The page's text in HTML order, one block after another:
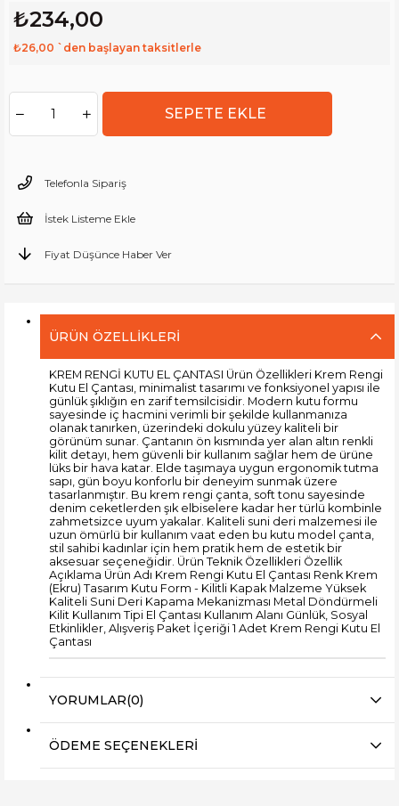
₺234,00
₺26,00 `den başlayan taksitlerle
Telefonla Sipariş
İstek Listeme Ekle
Fiyat Düşünce Haber Ver
ÜRÜN ÖZELLIKLERI
KREM RENGİ KUTU EL ÇANTASI Ürün Özellikleri Krem Rengi
Kutu El Çantası, minimalist tasarımı ve fonksiyonel yapısı ile
günlük şıklığın en zarif temsilcisidir. Modern kutu formu
sayesinde iç hacmini verimli bir şekilde kullanmanıza
olanak tanırken, üzerindeki dokulu yüzey kaliteli bir
görünüm sunar. Çantanın ön kısmında yer alan altın renkli
kilit detayı, hem güvenli bir kullanım sağlar hem de ürüne
lüks bir hava katar. Elde taşımaya uygun ergonomik tutma
sapı, gün boyu konforlu bir deneyim sunmak üzere
tasarlanmıştır. Bu krem rengi çanta, soft tonu sayesinde
denim ceketlerden şık elbiselere kadar her türlü kombinle
zahmetsizce uyum yakalar. Kaliteli suni deri malzemesi ile
uzun ömürlü bir kullanım vaat eden bu kutu model çanta,
stil sahibi kadınlar için hem pratik hem de estetik bir
aksesuar seçeneğidir. Ürün Teknik Özellikleri Özellik
Açıklama Ürün Adı Krem Rengi Kutu El Çantası Renk Krem
(Ekru) Tasarım Kutu Form - Kilitli Kapak Malzeme Yüksek
Kaliteli Suni Deri Kapama Mekanizması Metal Döndürmeli
Kilit Kullanım Tipi El Çantası Kullanım Alanı Günlük, Sosyal
Etkinlikler, Alışveriş Paket İçeriği 1 Adet Krem Rengi Kutu El
Çantası
YORUMLAR(0)
ÖDEME SEÇENEKLERI